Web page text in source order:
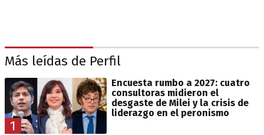
Más leídas de Perfil
1
Encuesta rumbo a 2027: cuatro
consultoras midieron el
desgaste de Milei y la crisis de
liderazgo en el peronismo